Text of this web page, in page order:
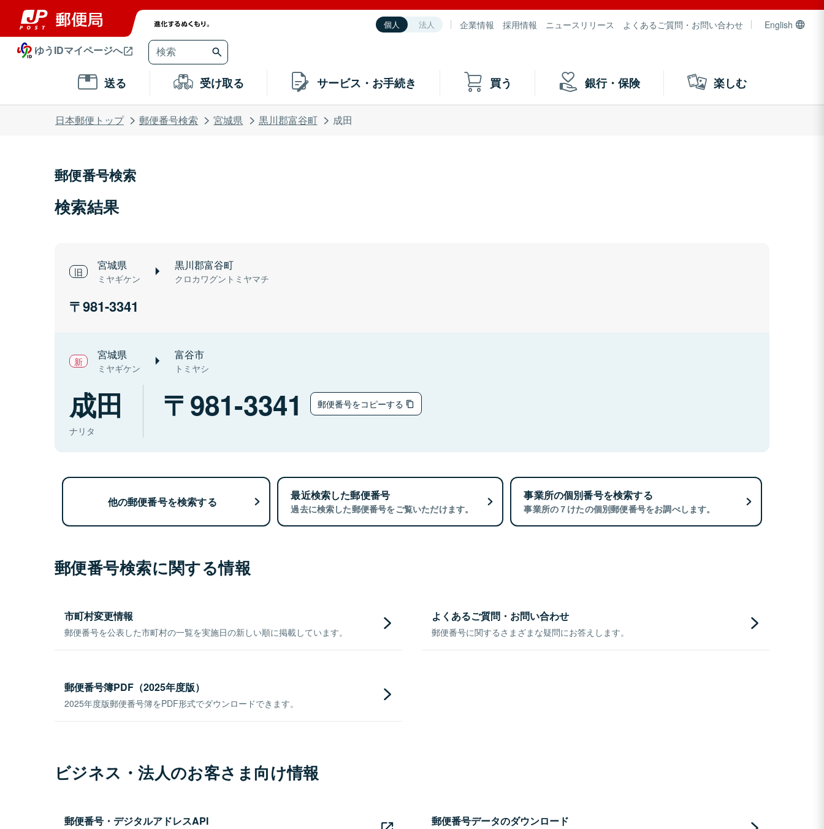
個人 法人 企業情報 採用情報 ニュースリリース よくあるご質問・お問い合わせ English
ゆうIDマイページへ
送る 受け取る サービス・お手続き 買う 銀行・保険 楽しむ
日本郵便トップ 郵便番号検索 宮城県 黒川郡富谷町 成田
郵便番号検索
検索結果
宮城県
ミヤギケン
黒川郡富谷町
クロカワグントミヤマチ
981-3341
宮城県
ミヤギケン
富谷市
トミヤシ
成田
ナリタ
981-3341 郵便番号をコピーする
他の郵便番号を検索する 最近検索した郵便番号
過去に検索した郵便番号をご覧いただけます。
事業所の個別番号を検索する
事業所の７けたの個別郵便番号をお調べします。
郵便番号検索に関する情報
市町村変更情報
郵便番号を公表した市町村の一覧を実施日の新しい順に掲載しています。
よくあるご質問・お問い合わせ
郵便番号に関するさまざまな疑問にお答えします。
郵便番号簿PDF（2025年度版）
2025年度版郵便番号簿をPDF形式でダウンロードできます。
ビジネス・法人のお客さま向け情報
郵便番号・デジタルアドレスAPI 郵便番号データのダウンロード